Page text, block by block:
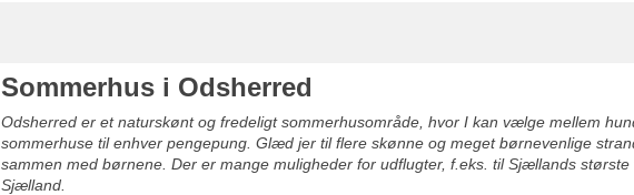
Sommerhus i Odsherred
Odsherred er et naturskønt og fredeligt sommerhusområde, hvor I kan vælge mellem
sommerhuse til enhver pengepung. Glæd jer til flere skønne og meget børnevenlige
sammen med børnene. Der er mange muligheder for udflugter, f.eks. til Sjællands
Sjælland.